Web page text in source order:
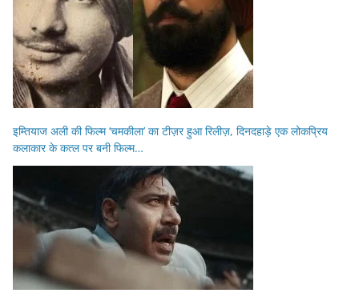
इम्तियाज अली की फिल्म ‘चमकीला’ का टीज़र हुआ रिलीज़, दिनदहाड़े एक लोकप्रिय
कलाकार के कत्ल पर बनी फिल्म…